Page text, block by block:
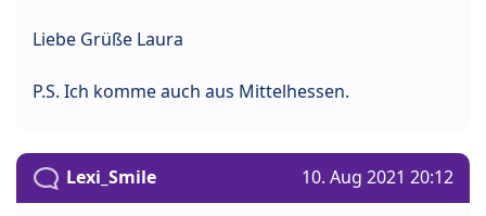
Liebe Grüße Laura
P.S. Ich komme auch aus Mittelhessen.
Lexi_Smile 10. Aug 2021 20:12